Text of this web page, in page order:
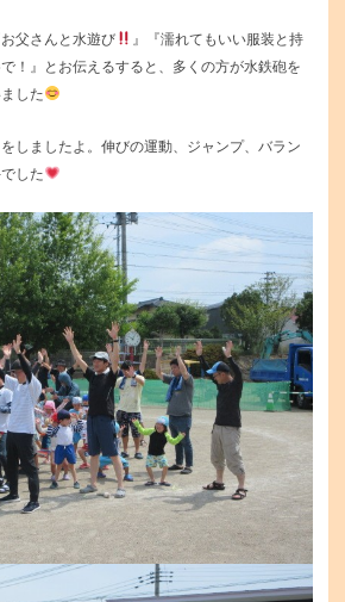
父さんと水遊び
』『濡れてもいい服装と持
！』とお伝えるすると、多くの方が水鉄砲を
した
しましたよ。伸びの運動、ジャンプ、バラン
した